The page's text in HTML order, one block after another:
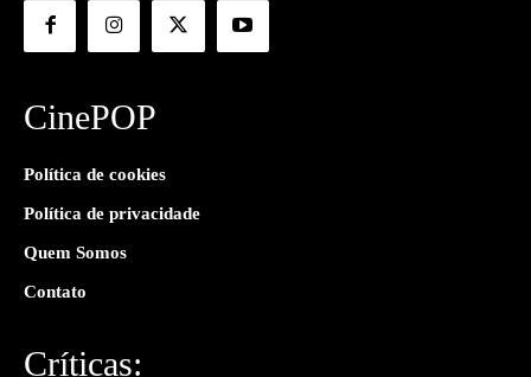
CinePOP
Política de cookies
Política de privacidade
Quem Somos
Contato
Críticas: